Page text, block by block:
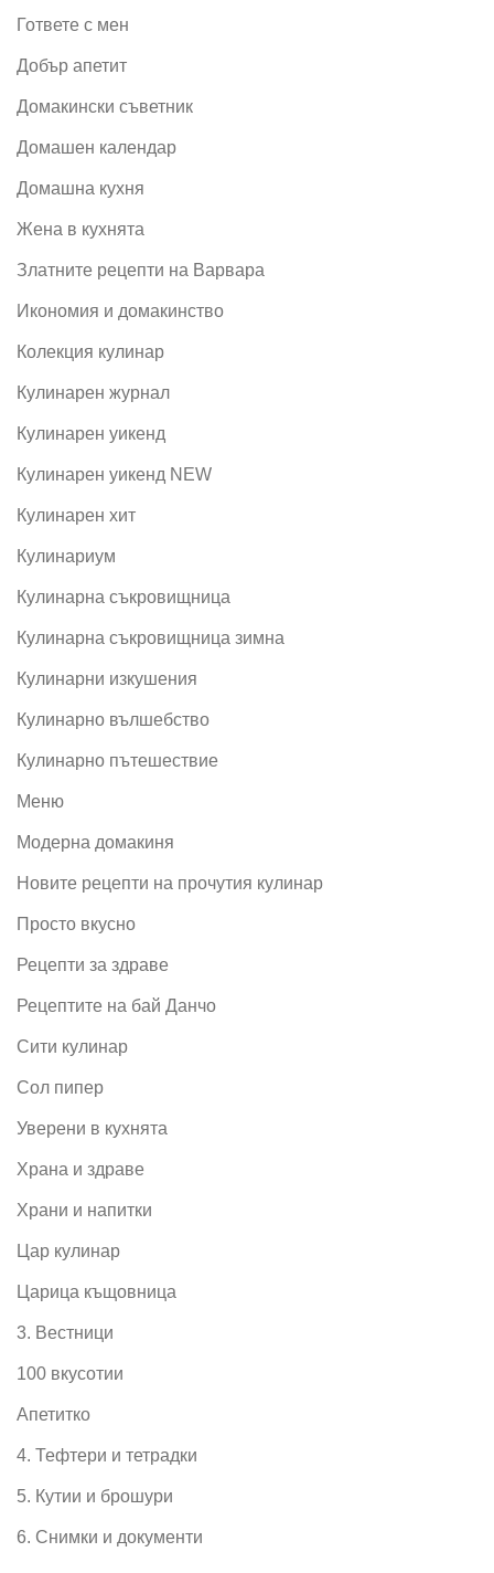
Гответе с мен
Добър апетит
Домакински съветник
Домашен календар
Домашна кухня
Жена в кухнята
Златните рецепти на Варвара
Икономия и домакинство
Колекция кулинар
Кулинарен журнал
Кулинарен уикенд
Кулинарен уикенд NEW
Кулинарен хит
Кулинариум
Кулинарна съкровищница
Кулинарна съкровищница зимна
Кулинарни изкушения
Кулинарно вълшебство
Кулинарно пътешествие
Меню
Модерна домакиня
Новите рецепти на прочутия кулинар
Просто вкусно
Рецепти за здраве
Рецептите на бай Данчо
Сити кулинар
Сол пипер
Уверени в кухнята
Храна и здраве
Храни и напитки
Цар кулинар
Царица къщовница
3. Вестници
100 вкусотии
Апетитко
4. Тефтери и тетрадки
5. Кутии и брошури
6. Снимки и документи